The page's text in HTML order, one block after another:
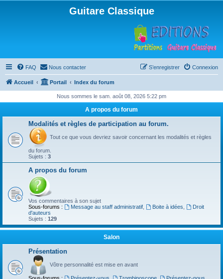
Guitare Classique
FAQ Nous contacter Connexion
S’enregistrer
Accueil Portail Index du forum
Nous sommes le sam. août 08, 2026 5:22 pm
A propos du forum
Modalités et règles de participation au forum.
Tout ce que vous devriez savoir concernant les modalités et règles
du forum.
Sujets : 3
A propos du forum
Vos commentaires à son sujet
Sous-forums :
Message au staff administratif, Boite à idées
Droit
d'auteurs
Sujets : 129
Salon
Présentation
Vôtre personnalité est mise en avant